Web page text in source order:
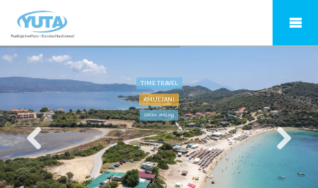
TIME TRAVEL
AMULJANI
GRČKA - AMULJANI